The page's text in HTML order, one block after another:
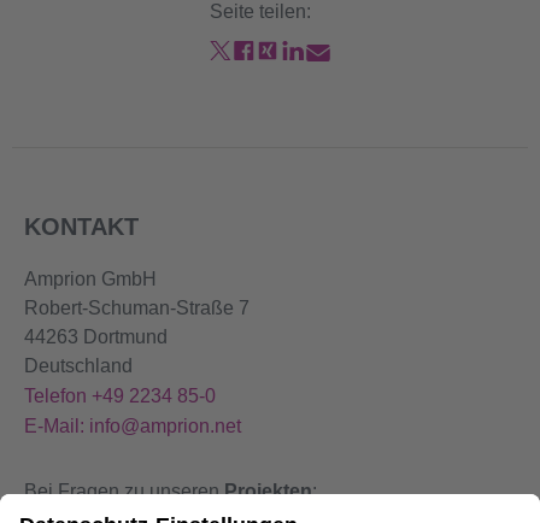
Seite teilen:
KONTAKT
Amprion GmbH
Robert-Schuman-Straße 7
44263 Dortmund
Deutschland
Telefon +49 2234 85-0
E-Mail: info@amprion.net
Bei Fragen zu unserenProjekten: